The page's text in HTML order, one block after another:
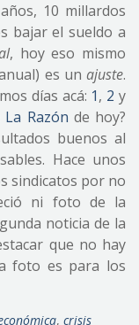
10 millardos
bajar el sueldo a
, hoy eso mismo
es un ajuste.
días acá: 1, 2 y
La Razón de hoy?
buenos al
Hace unos
sindicatos por no
ni foto de la
noticia de la
que no hay
foto es para los
, crisis